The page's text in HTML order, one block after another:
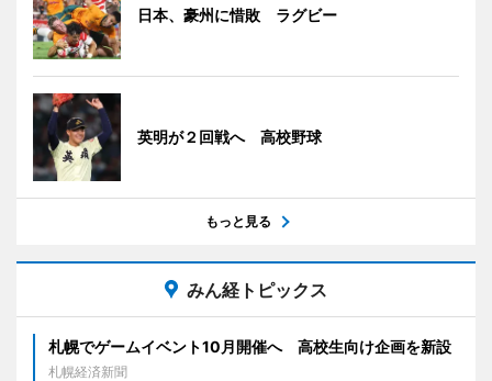
日本、豪州に惜敗 ラグビー
英明が２回戦へ 高校野球
もっと見る
みん経トピックス
札幌でゲームイベント10月開催へ 高校生向け企画を新設
札幌経済新聞